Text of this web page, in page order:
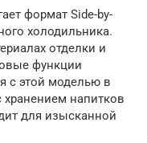
формат Side-by-
холодильника.
отделки и
функции
с этой моделью в
хранением напитков
для изысканной